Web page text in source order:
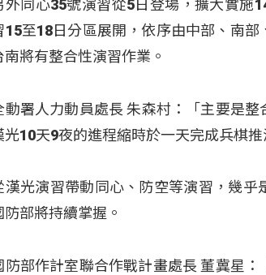
外同心35號演習從5日登場，擴大實施
15至18日分區展開，依序由中部、南
南將有整合性演習作業。
動署人力動員處長 朱森村：「主要是
光10天9夜的進程縮時於一天完成兵棋
漢光演習帶動同心、防空等演習，幾乎
防部將持續掌握。
防部作計室聯合作戰計畫處長 董冀星